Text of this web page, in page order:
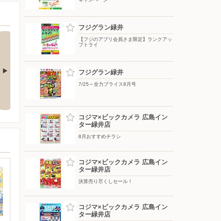
8/6〜おうちで味わう夏の贅沢
8/4〜エフカポイント10倍商品の
フジグラン緑井
【フジのアプリ会員さま限定】ランクアッ
プトライ
フジグラン緑井
7/25～全力プライス8月号
コジマ×ビックカメラ 広島イン
ター緑井店
8月おすすめチラシ
コジマ×ビックカメラ 広島イン
ター緑井店
決算売り尽くしセール！
コジマ×ビックカメラ 広島イン
ター緑井店